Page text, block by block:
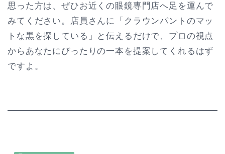
思った方は、ぜひお近くの眼鏡専門店へ足を運んで
みてください。店員さんに「クラウンパントのマッ
トな黒を探している」と伝えるだけで、プロの視点
からあなたにぴったりの一本を提案してくれるはず
ですよ。